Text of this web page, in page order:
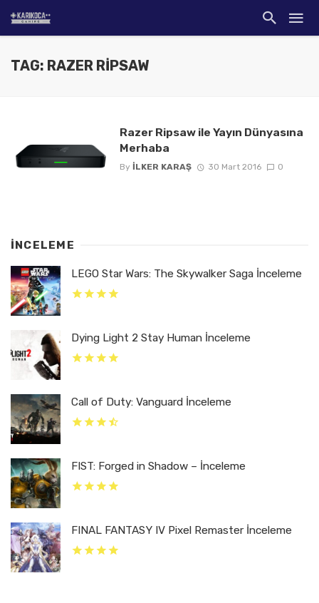
TAG: RAZER RIPSAW
Razer Ripsaw ile Yayın Dünyasına
Merhaba
By İLKER KARAŞ 30 Mart 2016 0
İNCELEME
LEGO Star Wars: The Skywalker Saga İnceleme
Dying Light 2 Stay Human İnceleme
Call of Duty: Vanguard İnceleme
FIST: Forged in Shadow – İnceleme
FINAL FANTASY IV Pixel Remaster İnceleme